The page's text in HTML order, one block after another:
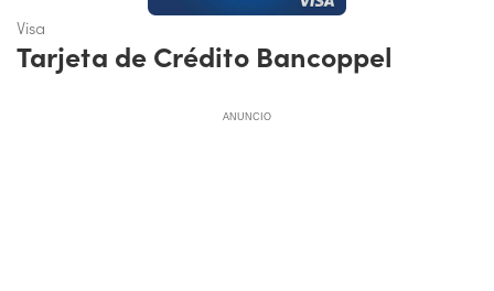
Visa
Tarjeta de Crédito Bancoppel
ANUNCIO